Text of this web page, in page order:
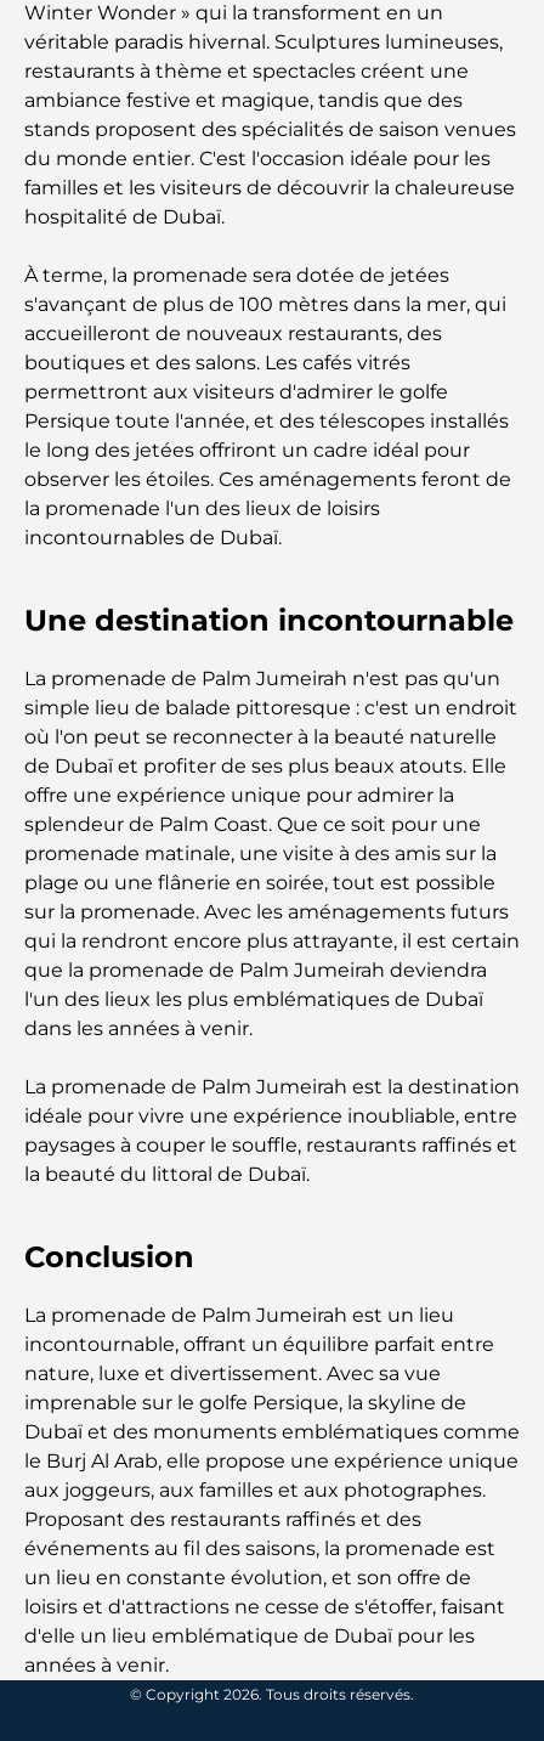
Les meilleures entreprises de déménagement à
Dubaï : un guide complet
Palm Jebel Ali contre Palm Jumeirah : une
comparaison claire pour les acheteurs immobiliers
avisés
À la découverte des sites historiques de Dubaï : un
voyage à travers le temps
Les 7 meilleurs restaurants de Dubai Creek
Harbour où dîner
Les meilleures écoles de Dubai Marina : un guide
adapté aux familles
gourmandes d’un quartier en pleine expansion
Les meilleurs parcours de golf de championnat à
Dubaï
Résidences en bord de mer à Dubaï : le luxe au
bord de la mer
Les meilleures banques de Dubaï pour les
expatriés : un guide bancaire complet
Le pays le plus cher du monde : un classement
mondial des coûts
Les meilleurs restaurants de steak à Dubaï : un
A Brief Guide to Buying Property in Dubai (2025-
26)
Hills et aux alentours
Les meilleurs centres commerciaux de Dubaï pour
le shopping et les loisirs
Que faire au DIFC : explorez le quartier le plus
dynamique de Dubaï
Cartes de crédit aux Émirats arabes unis : un guide
complet pour dépenser intelligemment
Hôpital du DIFC : des soins médicaux de classe
mondiale à Dubaï
Rarest Car in the World: Automotive Legends
Beyond Price
Winter Wonder » qui la transforment en un
véritable paradis hivernal. Sculptures lumineuses,
restaurants à thème et spectacles créent une
ambiance festive et magique, tandis que des
stands proposent des spécialités de saison venues
du monde entier. C'est l'occasion idéale pour les
familles et les visiteurs de découvrir la chaleureuse
hospitalité de Dubaï.
À terme, la promenade sera dotée de jetées
s'avançant de plus de 100 mètres dans la mer, qui
accueilleront de nouveaux restaurants, des
boutiques et des salons. Les cafés vitrés
permettront aux visiteurs d'admirer le golfe
Persique toute l'année, et des télescopes installés
le long des jetées offriront un cadre idéal pour
observer les étoiles. Ces aménagements feront de
la promenade l'un des lieux de loisirs
incontournables de Dubaï.
Une destination incontournable
La promenade de Palm Jumeirah n'est pas qu'un
simple lieu de balade pittoresque : c'est un endroit
où l'on peut se reconnecter à la beauté naturelle
de Dubaï et profiter de ses plus beaux atouts. Elle
offre une expérience unique pour admirer la
splendeur de Palm Coast. Que ce soit pour une
promenade matinale, une visite à des amis sur la
plage ou une flânerie en soirée, tout est possible
sur la promenade. Avec les aménagements futurs
qui la rendront encore plus attrayante, il est certain
que la promenade de Palm Jumeirah deviendra
l'un des lieux les plus emblématiques de Dubaï
dans les années à venir.
La promenade de Palm Jumeirah est la destination
idéale pour vivre une expérience inoubliable, entre
paysages à couper le souffle, restaurants raffinés et
la beauté du littoral de Dubaï.
Conclusion
La promenade de Palm Jumeirah est un lieu
incontournable, offrant un équilibre parfait entre
nature, luxe et divertissement. Avec sa vue
imprenable sur le golfe Persique, la skyline de
Dubaï et des monuments emblématiques comme
le Burj Al Arab, elle propose une expérience unique
aux joggeurs, aux familles et aux photographes.
Proposant des restaurants raffinés et des
événements au fil des saisons, la promenade est
un lieu en constante évolution, et son offre de
loisirs et d'attractions ne cesse de s'étoffer, faisant
d'elle un lieu emblématique de Dubaï pour les
années à venir.
© Copyright 2026. Tous droits réservés.